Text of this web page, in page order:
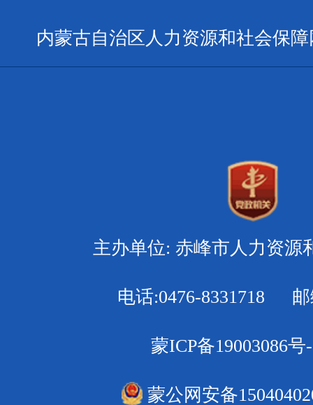
内蒙古自治区人力资源和社会保障
主办单位: 赤峰市人力资源
电话:0476-8331718 邮
蒙ICP备19003086号
蒙公网安备